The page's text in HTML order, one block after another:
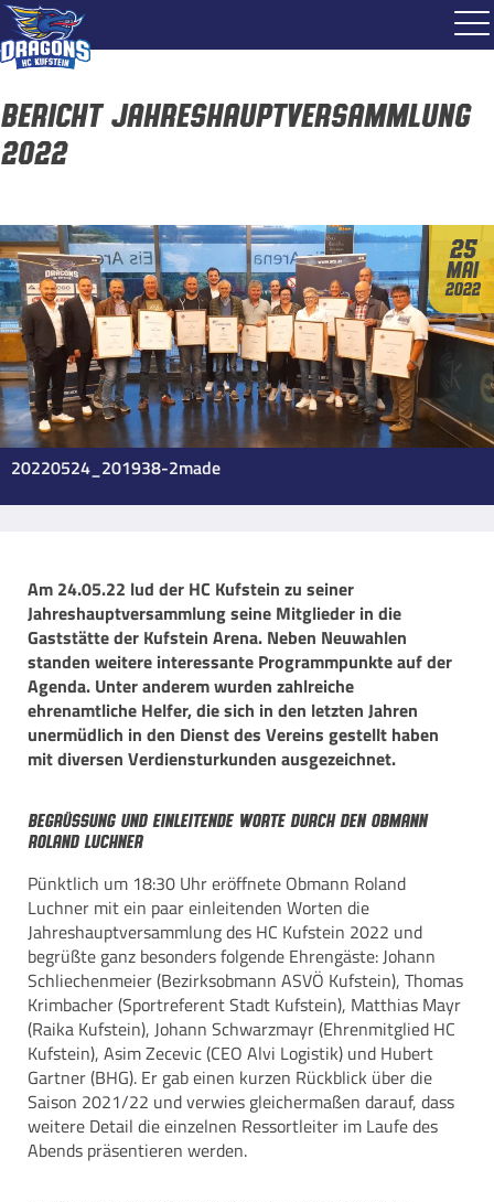
Bericht Jahreshauptversammlung
2022
25
Mai
2022
20220524_201938-2made
Am 24.05.22 lud der HC Kufstein zu seiner
Jahreshauptversammlung seine Mitglieder in die
Gaststätte der Kufstein Arena. Neben Neuwahlen
standen weitere interessante Programmpunkte auf der
Agenda. Unter anderem wurden zahlreiche
ehrenamtliche Helfer, die sich in den letzten Jahren
unermüdlich in den Dienst des Vereins gestellt haben
mit diversen Verdiensturkunden ausgezeichnet.
Begrüssung und einleitende Worte durch den Obmann
Roland Luchner
Pünktlich um 18:30 Uhr eröffnete Obmann Roland
Luchner mit ein paar einleitenden Worten die
Jahreshauptversammlung des HC Kufstein 2022 und
begrüßte ganz besonders folgende Ehrengäste: Johann
Schliechenmeier (Bezirksobmann ASVÖ Kufstein), Thomas
Krimbacher (Sportreferent Stadt Kufstein), Matthias Mayr
(Raika Kufstein), Johann Schwarzmayr (Ehrenmitglied HC
Kufstein), Asim Zecevic (CEO Alvi Logistik) und Hubert
Gartner (BHG). Er gab einen kurzen Rückblick über die
Saison 2021/22 und verwies gleichermaßen darauf, dass
weitere Detail die einzelnen Ressortleiter im Laufe des
Abends präsentieren werden.